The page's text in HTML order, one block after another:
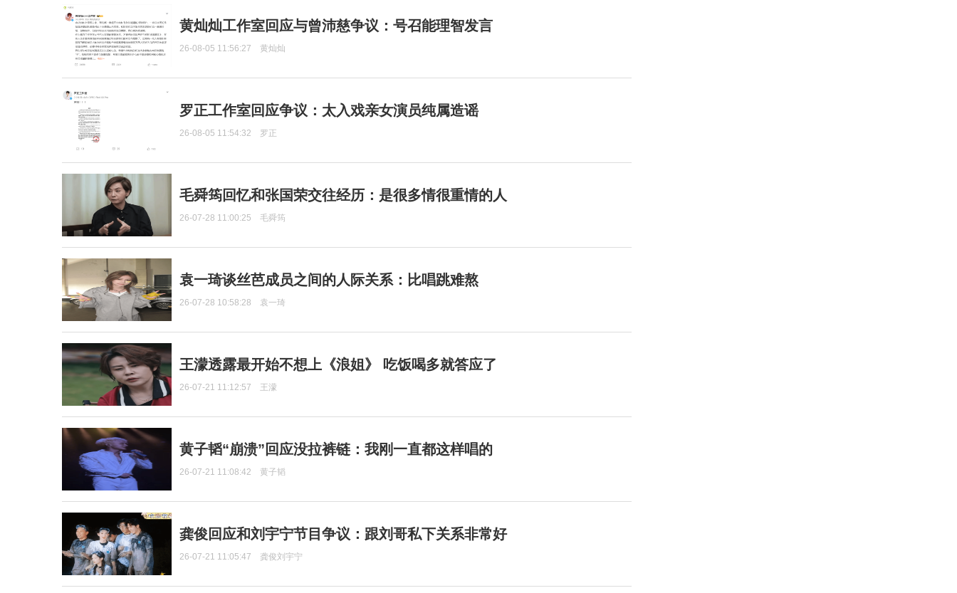
黄灿灿工作室回应与曾沛慈争议：号召能理智发言
26-08-05 11:56:27 黄灿灿
罗正工作室回应争议：太入戏亲女演员纯属造谣
26-08-05 11:54:32 罗正
毛舜筠回忆和张国荣交往经历：是很多情很重情的人
26-07-28 11:00:25 毛舜筠
袁一琦谈丝芭成员之间的人际关系：比唱跳难熬
26-07-28 10:58:28 袁一琦
王濛透露最开始不想上《浪姐》 吃饭喝多就答应了
26-07-21 11:12:57 王濛
黄子韬“崩溃”回应没拉裤链：我刚一直都这样唱的
26-07-21 11:08:42 黄子韬
龚俊回应和刘宇宁节目争议：跟刘哥私下关系非常好
26-07-21 11:05:47 龚俊刘宇宁